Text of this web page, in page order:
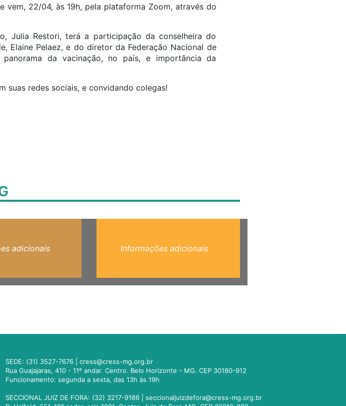
vem, 22/04, às 19h, pela plataforma Zoom, através do
Julia Restori, terá a participação da conselheira do
Elaine Pelaez, e do diretor da Federação Nacional de
da vacinação, no país, e importância da
suas redes sociais, e convidando colegas!
adicionais Informações adicionais
SEDE: (31) 3527-7676 |cress@cress-mg.org.br
Rua Guajajaras, 410 - 11º andar. Centro. Belo Horizonte - MG. CEP 30180-912
Funcionamento: segunda a sexta, das 13h às 19h
SECCIONAL JUIZ DE FORA: (32) 3217-9186 |seccionaljuizdefora@cress-mg.org.br